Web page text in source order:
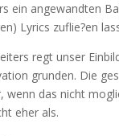
ein angewandten
Lyrics zuflie?en
regt unser
grunden. Die
das nicht
eher als.